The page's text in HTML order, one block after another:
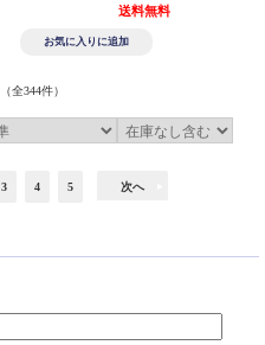
送料無料
（全344件）
3 4 5 次へ